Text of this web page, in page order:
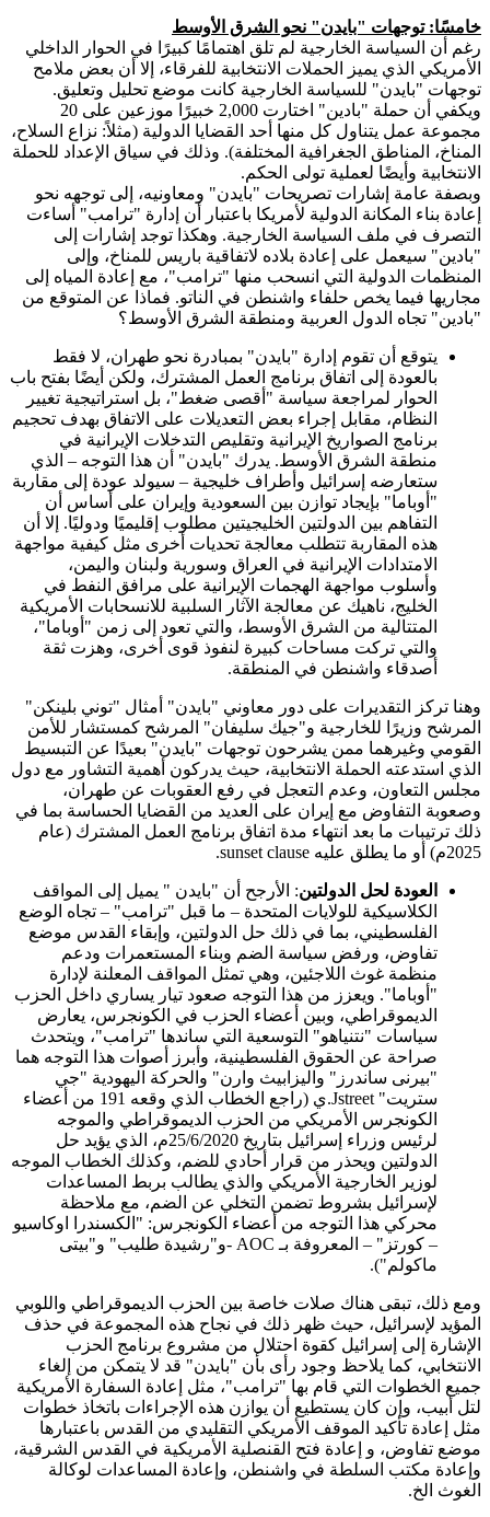
خامسًا: توجهات "بايدن" نحو الشرق الأوسط
رغم أن السياسة الخارجية لم تلق اهتمامًا كبيرًا في الحوار الداخلي
الأمريكي الذي يميز الحملات الانتخابية للفرقاء، إلا أن بعض ملامح
توجهات "بايدن" للسياسة الخارجية كانت موضع تحليل وتعليق.
ويكفي أن حملة "بادين" اختارت 2,000 خبيرًا موزعين على 20
مجموعة عمل يتناول كل منها أحد القضايا الدولية (مثلاً: نزاع السلاح،
المناخ، المناطق الجغرافية المختلفة). وذلك في سياق الإعداد للحملة
الانتخابية وأيضًا لعملية تولى الحكم.
وبصفة عامة إشارات تصريحات "بايدن" ومعاونيه، إلى توجهه نحو
إعادة بناء المكانة الدولية لأمريكا باعتبار أن إدارة "ترامب" أساءت
التصرف في ملف السياسة الخارجية. وهكذا توجد إشارات إلى
"بادين" سيعمل على إعادة بلاده لاتفاقية باريس للمناخ، وإلى
المنظمات الدولية التي انسحب منها "ترامب"، مع إعادة المياه إلى
مجاريها فيما يخص حلفاء واشنطن في الناتو. فماذا عن المتوقع من
"بادين" تجاه الدول العربية ومنطقة الشرق الأوسط؟
يتوقع أن تقوم إدارة "بايدن" بمبادرة نحو طهران، لا فقط
بالعودة إلى اتفاق برنامج العمل المشترك، ولكن أيضًا بفتح باب
الحوار لمراجعة سياسة "أقصى ضغط"، بل استراتيجية تغيير
النظام، مقابل إجراء بعض التعديلات على الاتفاق بهدف تحجيم
برنامج الصواريخ الإيرانية وتقليص التدخلات الإيرانية في
منطقة الشرق الأوسط. يدرك "بايدن" أن هذا التوجه – الذي
ستعارضه إسرائيل وأطراف خليجية – سيولد عودة إلى مقاربة
"أوباما" بإيجاد توازن بين السعودية وإيران على أساس أن
التفاهم بين الدولتين الخليجيتين مطلوب إقليميًا ودوليًا. إلا أن
هذه المقاربة تتطلب معالجة تحديات أخرى مثل كيفية مواجهة
الامتدادات الإيرانية في العراق وسورية ولبنان واليمن،
وأسلوب مواجهة الهجمات الإيرانية على مرافق النفط في
الخليج، ناهيك عن معالجة الآثار السلبية للانسحابات الأمريكية
المتتالية من الشرق الأوسط، والتي تعود إلى زمن "أوباما"،
والتي تركت مساحات كبيرة لنفوذ قوى أخرى، وهزت ثقة
أصدقاء واشنطن في المنطقة.
وهنا تركز التقديرات على دور معاوني "بايدن" أمثال "توني بلينكن"
المرشح وزيرًا للخارجية و"جيك سليفان" المرشح كمستشار للأمن
القومي وغيرهما ممن يشرحون توجهات "بايدن" بعيدًا عن التبسيط
الذي استدعته الحملة الانتخابية، حيث يدركون أهمية التشاور مع دول
مجلس التعاون، وعدم التعجل في رفع العقوبات عن طهران،
وصعوبة التفاوض مع إيران على العديد من القضايا الحساسة بما في
ذلك ترتيبات ما بعد انتهاء مدة اتفاق برنامج العمل المشترك (عام
2025م) أو ما يطلق عليه sunset clause.
العودة لحل الدولتين: الأرجح أن "بايدن " يميل إلى المواقف
الكلاسيكية للولايات المتحدة – ما قبل "ترامب" – تجاه الوضع
الفلسطيني، بما في ذلك حل الدولتين، وإبقاء القدس موضع
تفاوض، ورفض سياسة الضم وبناء المستعمرات ودعم
منظمة غوث اللاجئين، وهي تمثل المواقف المعلنة لإدارة
"أوباما". ويعزز من هذا التوجه صعود تيار يساري داخل الحزب
الديموقراطي، وبين أعضاء الحزب في الكونجرس، يعارض
سياسات "نتنياهو" التوسعية التي ساندها "ترامب"، ويتحدث
صراحة عن الحقوق الفلسطينية، وأبرز أصوات هذا التوجه هما
"بيرنى ساندرز" واليزابيث وارن" والحركة اليهودية "جي
ستريت" Jstreet.ي (راجع الخطاب الذي وقعه 191 من أعضاء
الكونجرس الأمريكي من الحزب الديموقراطي والموجه
لرئيس وزراء إسرائيل بتاريخ 25/6/2020م، الذي يؤيد حل
الدولتين ويحذر من قرار أحادي للضم، وكذلك الخطاب الموجه
لوزير الخارجية الأمريكي والذي يطالب بربط المساعدات
لإسرائيل بشروط تضمن التخلي عن الضم، مع ملاحظة
محركي هذا التوجه من أعضاء الكونجرس: "الكسندرا اوكاسيو
– كورتز" – المعروفة بـ AOC -و"رشيدة طليب" و"بيتى
ماكولم").
ومع ذلك، تبقى هناك صلات خاصة بين الحزب الديموقراطي واللوبي
المؤيد لإسرائيل، حيث ظهر ذلك في نجاح هذه المجموعة في حذف
الإشارة إلى إسرائيل كقوة احتلال من مشروع برنامج الحزب
الانتخابي، كما يلاحظ وجود رأى بأن "بايدن" قد لا يتمكن من إلغاء
جميع الخطوات التي قام بها "ترامب"، مثل إعادة السفارة الأمريكية
لتل أبيب، وإن كان يستطيع أن يوازن هذه الإجراءات باتخاذ خطوات
مثل إعادة تأكيد الموقف الأمريكي التقليدي من القدس باعتبارها
موضع تفاوض، و إعادة فتح القنصلية الأمريكية في القدس الشرقية،
وإعادة مكتب السلطة في واشنطن، وإعادة المساعدات لوكالة
الغوث الخ.